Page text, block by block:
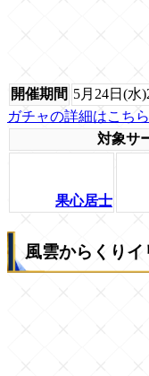
開催期間 5月24日(水
ガチャの詳細はこちら
対象サ
果心居士
風雲からくり